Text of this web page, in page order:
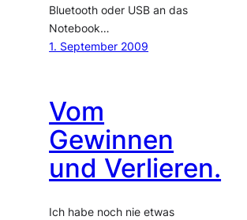
Bluetooth oder USB an das
Notebook…
1. September 2009
Vom
Gewinnen
und Verlieren.
Ich habe noch nie etwas